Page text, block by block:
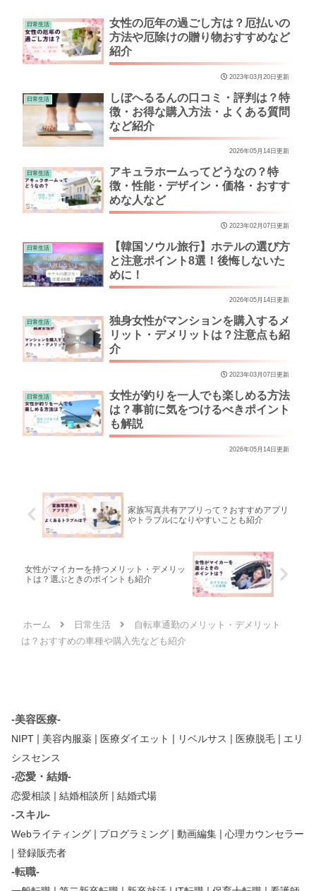
日常生活
女性の厄年の過ごし方は？厄払いの
方法や厄除けの贈り物おすすめなど
紹介
2023年03月20日更新
日常生活
しぼへるるんの口コミ・評判は？特
徴・お得な購入方法・よくある質問
など紹介
2026年05月14日更新
日常生活
アキュラホームってどうなの？特
徴・性能・デザイン・価格・おすす
めな人など
2023年02月07日更新
日常生活
【韓国ソウル旅行】ホテルの選び方
と注意ポイント8選！後悔しないた
めに！
2026年05月14日更新
日常生活
独身女性がマンションを購入するメ
リット・デメリットは？注意点も紹
介
2023年03月07日更新
日常生活
女性が釣りを一人でも楽しめる方法
は？事前に気をつけるべきポイント
も解説
2026年05月14日更新
家族写真共有アプリって？おすすめアプリ
やトラブルになりやすいことも紹介
女性がマイカーを持つメリット・デメリッ
トは？選ぶときのポイントも紹介
ホーム 日常生活
自転車通勤のメリット・デメリット
は？おすすめの車種や購入先なども紹介
-美容医療-
NIPT | 美容内服薬 | 医療ダイエット | リベルサス | 医療脱毛 | エリ
シスセンス
-恋愛・結婚-
恋愛相談 | 結婚相談所 | 結婚式場
-スキル-
Webライティング | プログラミング | 動画編集 | 心理カウンセラー
| 登録販売者
-転職-